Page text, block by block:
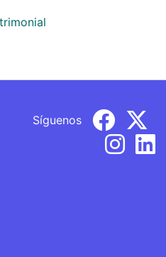
Síguenos